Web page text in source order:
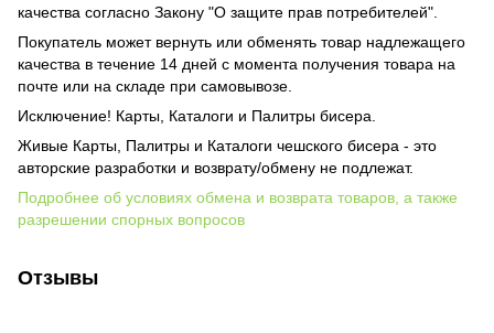
качества согласно Закону "О защите прав потребителей".
Покупатель может вернуть или обменять товар надлежащего
качества в течение 14 дней с момента получения товара на
почте или на складе при самовывозе.
Исключение! Карты, Каталоги и Палитры бисера.
Живые Карты, Палитры и Каталоги чешского бисера - это
авторские разработки и возврату/обмену не подлежат.
Подробнее об условиях обмена и возврата товаров, а также
разрешении спорных вопросов
Отзывы